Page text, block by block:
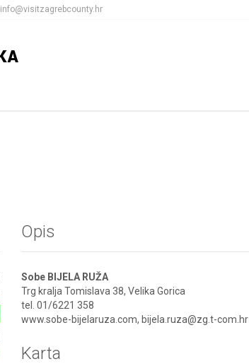
info@visitzagrebcounty.hr
Opis
Sobe BIJELA RUŽA
Trg kralja Tomislava 38, Velika Gorica
tel. 01/6221 358
www.sobe-bijelaruza.com, bijela.ruza@zg.t-com.hr
Karta